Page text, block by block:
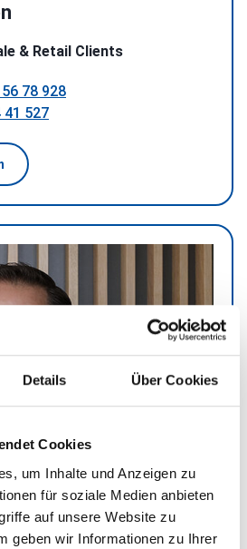
Details Über Cookies
Cookies
um Inhalte und Anzeigen zu
für soziale Medien anbieten
auf unsere Website zu
geben wir Informationen zu Ihrer
& Retail Clients
78 928
41 527